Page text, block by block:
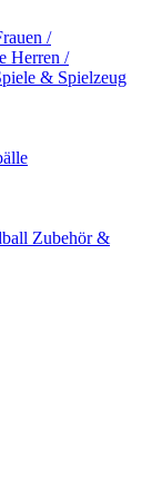
/
Herren /
& Spielzeug
Zubehör &